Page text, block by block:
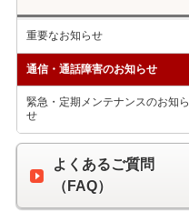
重要なお知らせ
通信・通話障害のお知らせ
緊急・定期メンテナンスのお知ら
せ
よくあるご質問
（FAQ）